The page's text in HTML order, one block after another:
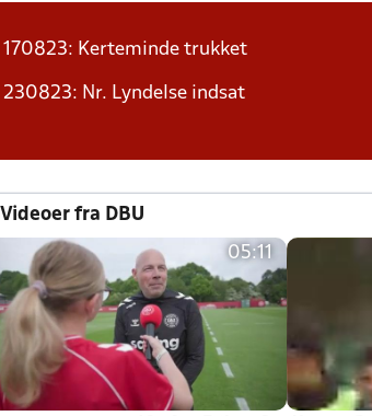
170823: Kerteminde trukket
230823: Nr. Lyndelse indsat
Videoer fra DBU
05:11